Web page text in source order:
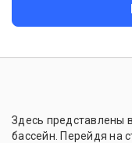
Здесь представлены
бассейн. Перейдя на